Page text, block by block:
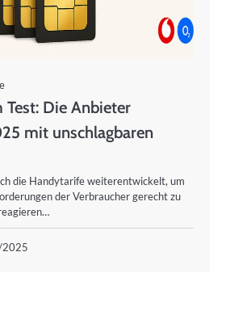
Die Anbieter
mit unschlagbaren
die Handytarife weiterentwickelt, um
der Verbraucher gerecht zu